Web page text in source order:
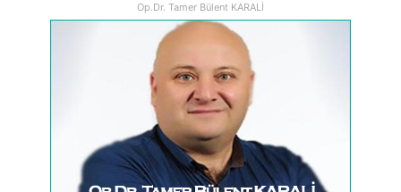
Op.Dr. Tamer Bülent KARALİ